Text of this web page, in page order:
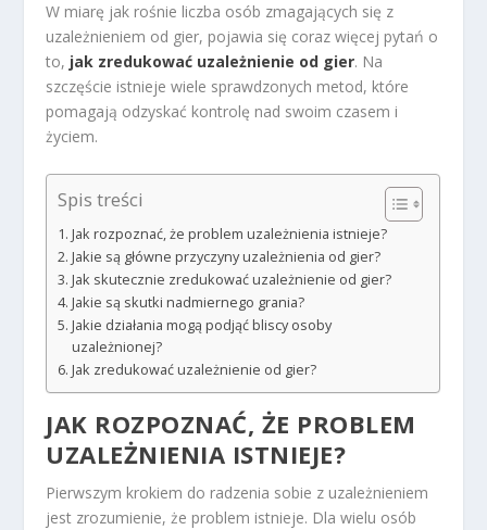
W miarę jak rośnie liczba osób zmagających się z
uzależnieniem od gier, pojawia się coraz więcej pytań o
to, jak zredukować uzależnienie od gier. Na
szczęście istnieje wiele sprawdzonych metod, które
pomagają odzyskać kontrolę nad swoim czasem i
życiem.
Spis treści
Jak rozpoznać, że problem uzależnienia istnieje?
Jakie są główne przyczyny uzależnienia od gier?
Jak skutecznie zredukować uzależnienie od gier?
Jakie są skutki nadmiernego grania?
Jakie działania mogą podjąć bliscy osoby
uzależnionej?
Jak zredukować uzależnienie od gier?
JAK ROZPOZNAĆ, ŻE PROBLEM
UZALEŻNIENIA ISTNIEJE?
Pierwszym krokiem do radzenia sobie z uzależnieniem
jest zrozumienie, że problem istnieje. Dla wielu osób